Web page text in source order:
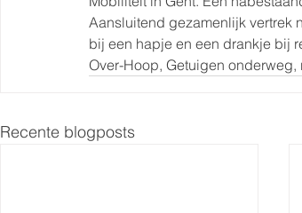
Aansluitend gezamenlijk vertrek
bij een hapje en een drankje bij
Over-Hoop, Getuigen
Recente blogposts